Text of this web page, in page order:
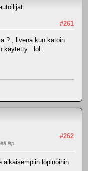
#261
? , livenä kun katoin
käytetty :lol:
#262
jjtp
aikaisempiin löpinöihin